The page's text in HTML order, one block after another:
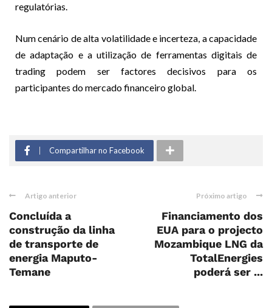
regulatórias.
Num cenário de alta volatilidade e incerteza, a capacidade
de adaptação e a utilização de ferramentas digitais de
trading podem ser factores decisivos para os
participantes do mercado financeiro global.
Compartilhar no Facebook
Artigo anterior
Concluída a
construção da linha
de transporte de
energia Maputo-
Temane
Próximo artigo
Financiamento dos
EUA para o projecto
Mozambique LNG da
TotalEnergies
poderá ser ...